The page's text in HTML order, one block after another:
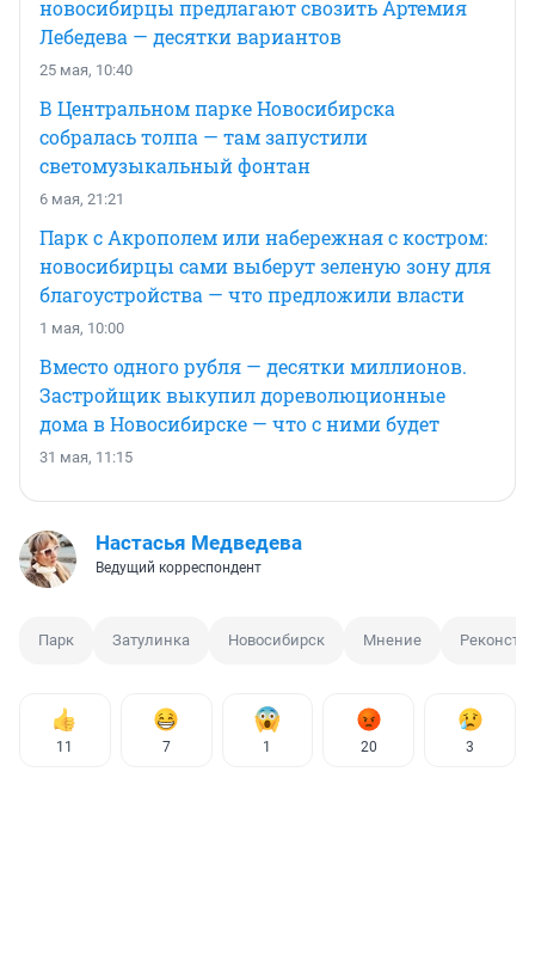
новосибирцы предлагают свозить Артемия
Лебедева — десятки вариантов
25 мая, 10:40
В Центральном парке Новосибирска
собралась толпа — там запустили
светомузыкальный фонтан
6 мая, 21:21
Парк с Акрополем или набережная с костром:
новосибирцы сами выберут зеленую зону для
благоустройства — что предложили власти
1 мая, 10:00
Вместо одного рубля — десятки миллионов.
Застройщик выкупил дореволюционные
дома в Новосибирске — что с ними будет
31 мая, 11:15
Настасья Медведева
Ведущий корреспондент
Парк Затулинка Новосибирск Мнение
11 7 1 20 3